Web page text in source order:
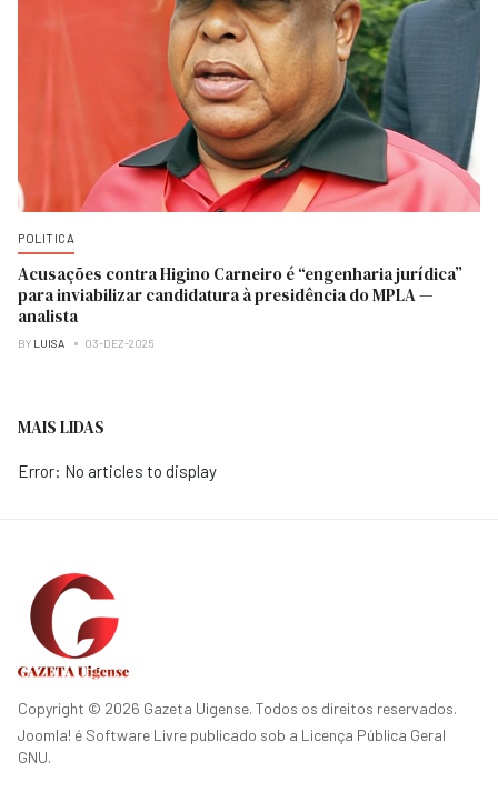
POLITICA
Acusações contra Higino Carneiro é “engenharia jurídica”
para inviabilizar candidatura à presidência do MPLA —
analista
BY LUISA 03-DEZ-2025
MAIS LIDAS
Error: No articles to display
Copyright © 2026 Gazeta Uigense. Todos os direitos reservados.
Joomla! é Software Livre publicado sob a Licença Pública Geral
GNU.